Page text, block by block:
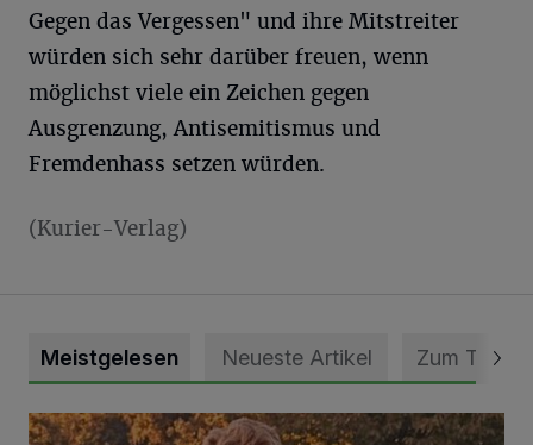
Gegen das Vergessen" und ihre Mitstreiter
würden sich sehr darüber freuen, wenn
möglichst viele ein Zeichen gegen
Ausgrenzung, Antisemitismus und
Fremdenhass setzen würden.
(Kurier-Verlag)
Meistgelesen Neueste Artikel Zum Thema
Mit Herzblut die Gemeinschaft leben